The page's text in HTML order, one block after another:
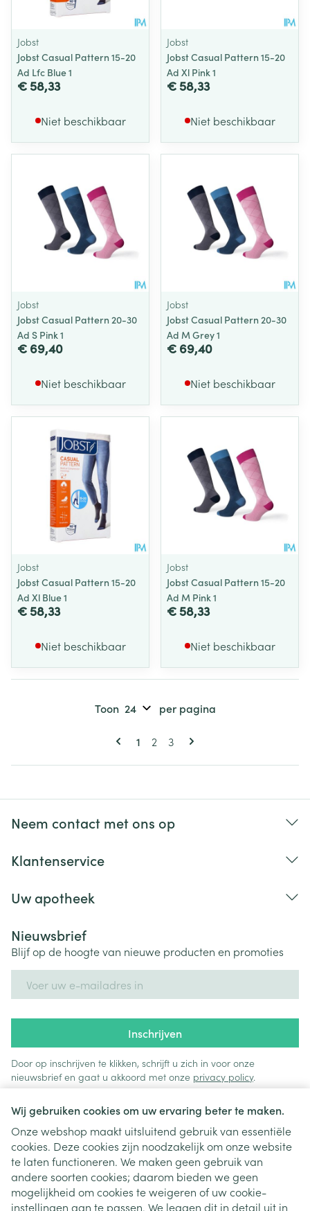
Wij gebruiken cookies om uw ervaring beter te maken.
Onze webshop maakt uitsluitend gebruik van essentiële
cookies. Deze cookies zijn noodzakelijk om onze website
te laten functioneren. We maken geen gebruik van
andere soorten cookies; daarom bieden we geen
mogelijkheid om cookies te weigeren of uw cookie-
instellingen aan te passen. We leggen dit in detail uit in
Jobst
Jobst Casual Pattern 15-20
Ad Lfc Blue 1
€ 58,33
Niet beschikbaar
Jobst
Jobst Casual Pattern 15-20
Ad Xl Pink 1
€ 58,33
Niet beschikbaar
Jobst
Jobst Casual Pattern 20-30
Ad S Pink 1
€ 69,40
Niet beschikbaar
Jobst
Jobst Casual Pattern 20-30
Ad M Grey 1
€ 69,40
Niet beschikbaar
Jobst
Jobst Casual Pattern 15-20
Ad Xl Blue 1
€ 58,33
Niet beschikbaar
Jobst
Jobst Casual Pattern 15-20
Ad M Pink 1
€ 58,33
Niet beschikbaar
Pagina's
U lees momenteel pagina
1 Pagina
2 Pagina
3
Toon per pagina
Neem contact met ons op
Klantenservice
Uw apotheek
Nieuwsbrief
Blijf op de hoogte van nieuwe producten en promoties
Inschrijven
Door op inschrijven te klikken, schrijft u zich in voor onze
nieuwsbrief en gaat u akkoord met onze privacy policy.